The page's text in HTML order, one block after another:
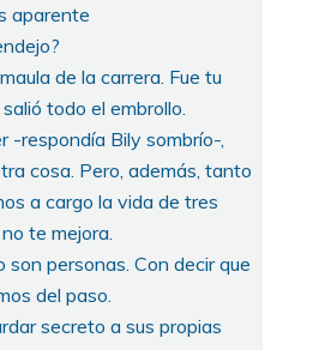
aparente
de la carrera. Fue tu
todo el embrollo.
-respondía Bily sombrío-,
cosa. Pero, además, tanto
a cargo la vida de tres
te mejora.
son personas. Con decir que
del paso.
secreto a sus propias